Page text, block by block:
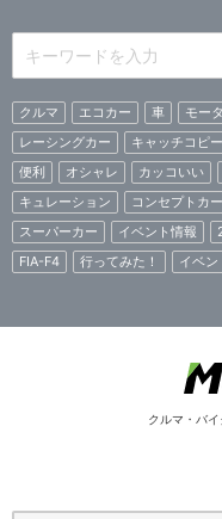
クルマ エコカー 車 モー
レーシングカー
キャッチコピー
便利
オシャレ カッコいい
キュレーション
コンセプトカー
スーパーカー
イベント情報
FIA-F4
行ってみた！ イベン
クルマ・バ